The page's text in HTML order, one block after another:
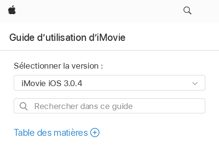
Apple
Guide d’utilisation d’iMovie
Sélectionner la version :
Rechercher
ce
Table des matières